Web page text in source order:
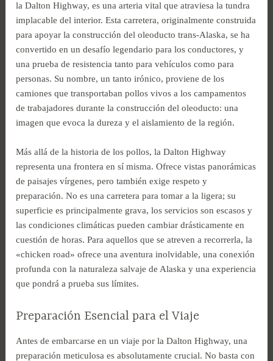
la Dalton Highway, es una arteria vital que atraviesa la tundra
implacable del interior. Esta carretera, originalmente construida
para apoyar la construcción del oleoducto trans-Alaska, se ha
convertido en un desafío legendario para los conductores, y
una prueba de resistencia tanto para vehículos como para
personas. Su nombre, un tanto irónico, proviene de los
camiones que transportaban pollos vivos a los campamentos
de trabajadores durante la construcción del oleoducto: una
imagen que evoca la dureza y el aislamiento de la región.
Más allá de la historia de los pollos, la Dalton Highway
representa una frontera en sí misma. Ofrece vistas panorámicas
de paisajes vírgenes, pero también exige respeto y
preparación. No es una carretera para tomar a la ligera; su
superficie es principalmente grava, los servicios son escasos y
las condiciones climáticas pueden cambiar drásticamente en
cuestión de horas. Para aquellos que se atreven a recorrerla, la
«chicken road» ofrece una aventura inolvidable, una conexión
profunda con la naturaleza salvaje de Alaska y una experiencia
que pondrá a prueba sus límites.
Preparación Esencial para el Viaje
Antes de embarcarse en un viaje por la Dalton Highway, una
preparación meticulosa es absolutamente crucial. No basta con